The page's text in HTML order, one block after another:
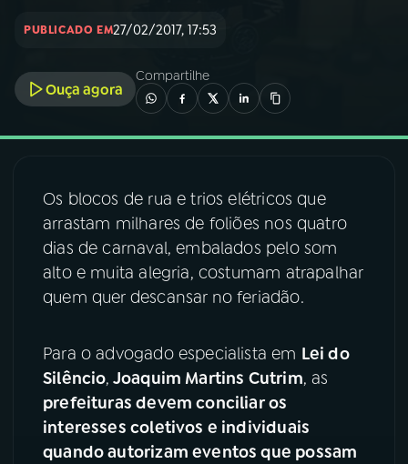
INÍCIO
A RÁDIO
03PROGRAMAÇÃO
04PROGRAMAS
PODCASTS
07ÚLTIMAS
FESTIVAL DE MÚSICA
PUBLICADO EM27/02/2017, 17:53
Ouça agora
Compartilhe
Os blocos de rua e trios elétricos que
arrastam milhares de foliões nos quatro
dias de carnaval, embalados pelo som
alto e muita alegria, costumam atrapalhar
quem quer descansar no feriadão.
Para o advogado especialista em Lei do
Silêncio, Joaquim Martins Cutrim, as
prefeituras devem conciliar os
interesses coletivos e individuais
quando autorizam eventos que possam